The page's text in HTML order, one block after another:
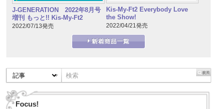
J-GENERATION 2022年8月号
増刊 もっと!! Kis-My-Ft2
2022/07/13発売
Kis-My-Ft2 Everybody Love
the Show!
2022/04/21発売
Focus!